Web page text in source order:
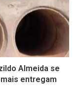
Almeida se
entregam